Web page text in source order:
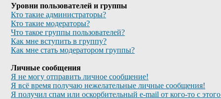
Уровни пользователей и группы
Кто такие администраторы?
Кто такие модераторы?
Что такое группы пользователей?
Как мне вступить в группу?
Как мне стать модератором группы?
Личные сообщения
Я не могу отправить личное сообщение!
Я всё время получаю нежелательные личные сообщения!
Я получил спам или оскорбительный e-mail от кого-то с